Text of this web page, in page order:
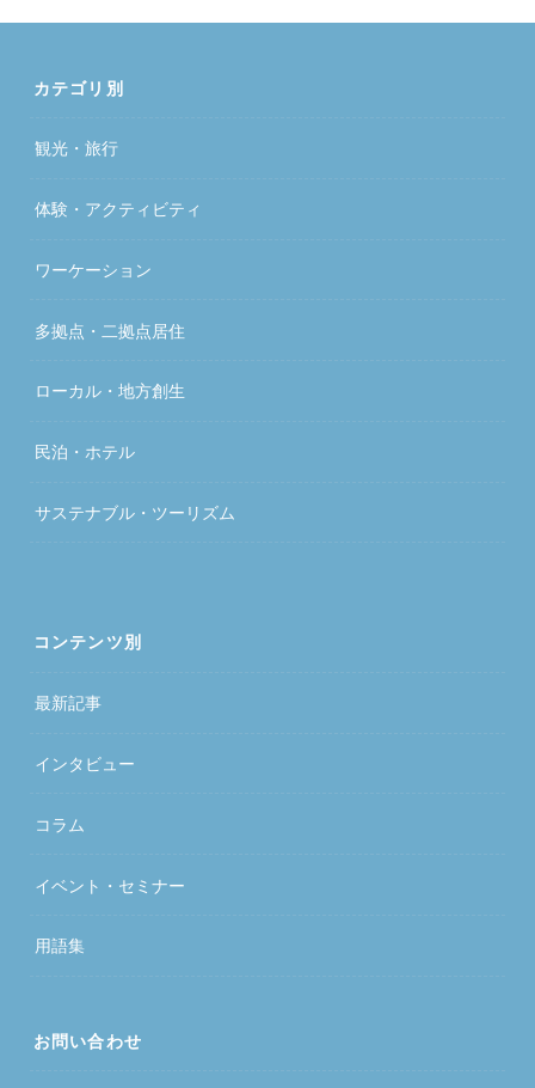
カテゴリ別
観光・旅行
体験・アクティビティ
ワーケーション
多拠点・二拠点居住
ローカル・地方創生
民泊・ホテル
サステナブル・ツーリズム
コンテンツ別
最新記事
インタビュー
コラム
イベント・セミナー
用語集
お問い合わせ